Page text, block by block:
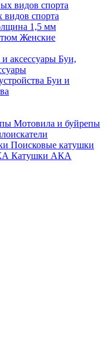
спорта
1,5 мм
Женские
Буи,
Буи и
Мотовила и буйрепы
Поисковые катушки
Катушки АКА